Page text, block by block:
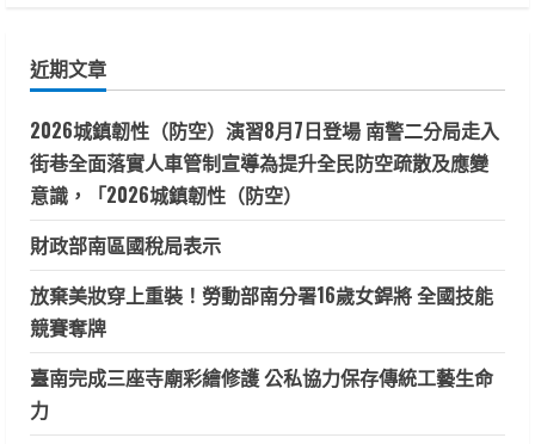
字:
近期文章
2026城鎮韌性（防空）演習8月7日登場 南警二分局走入
街巷全面落實人車管制宣導為提升全民防空疏散及應變
意識，「2026城鎮韌性（防空）
財政部南區國稅局表示
放棄美妝穿上重裝！勞動部南分署16歲女銲將 全國技能
競賽奪牌
臺南完成三座寺廟彩繪修護 公私協力保存傳統工藝生命
力